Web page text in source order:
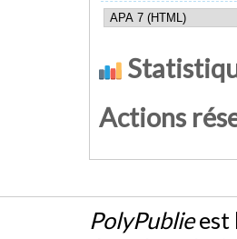
Actions
PolyPublieest